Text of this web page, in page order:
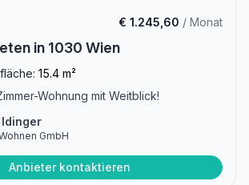
€ 1.245,60 / Monat
in 1030 Wien
15.4 m²
Wohnung mit Weitblick!
Idinger
GmbH
Anbieter kontaktieren